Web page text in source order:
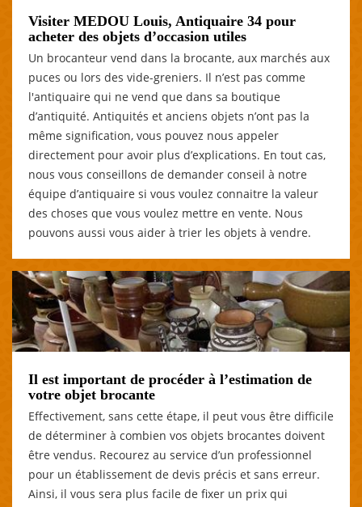
Visiter MEDOU Louis, Antiquaire 34 pour
acheter des objets d’occasion utiles
Un brocanteur vend dans la brocante, aux marchés aux
puces ou lors des vide-greniers. Il n’est pas comme
l'antiquaire qui ne vend que dans sa boutique
d’antiquité. Antiquités et anciens objets n’ont pas la
même signification, vous pouvez nous appeler
directement pour avoir plus d’explications. En tout cas,
nous vous conseillons de demander conseil à notre
équipe d’antiquaire si vous voulez connaitre la valeur
des choses que vous voulez mettre en vente. Nous
pouvons aussi vous aider à trier les objets à vendre.
Il est important de procéder à l’estimation de
votre objet brocante
Effectivement, sans cette étape, il peut vous être difficile
de déterminer à combien vos objets brocantes doivent
être vendus. Recourez au service d’un professionnel
pour un établissement de devis précis et sans erreur.
Ainsi, il vous sera plus facile de fixer un prix qui